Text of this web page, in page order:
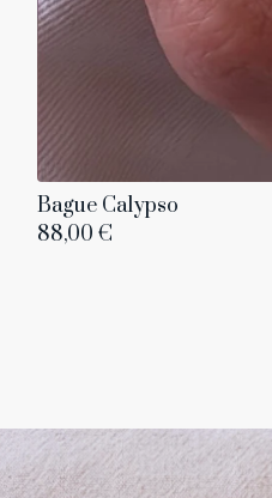
Bague Calypso
88,00 €